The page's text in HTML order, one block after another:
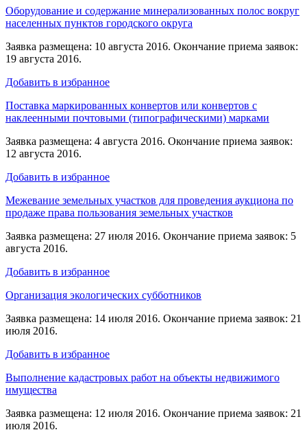
Оборудование и содержание минерализованных полос вокруг
населенных пунктов городского округа
Заявка размещена: 10 августа 2016. Окончание приема заявок:
19 августа 2016.
Добавить в избранное
Поставка маркированных конвертов или конвертов с
наклеенными почтовыми (типографическими) марками
Заявка размещена: 4 августа 2016. Окончание приема заявок:
12 августа 2016.
Добавить в избранное
Межевание земельных участков для проведения аукциона по
продаже права пользования земельных участков
Заявка размещена: 27 июля 2016. Окончание приема заявок: 5
августа 2016.
Добавить в избранное
Организация экологических субботников
Заявка размещена: 14 июля 2016. Окончание приема заявок: 21
июля 2016.
Добавить в избранное
Выполнение кадастровых работ на объекты недвижимого
имущества
Заявка размещена: 12 июля 2016. Окончание приема заявок: 21
июля 2016.